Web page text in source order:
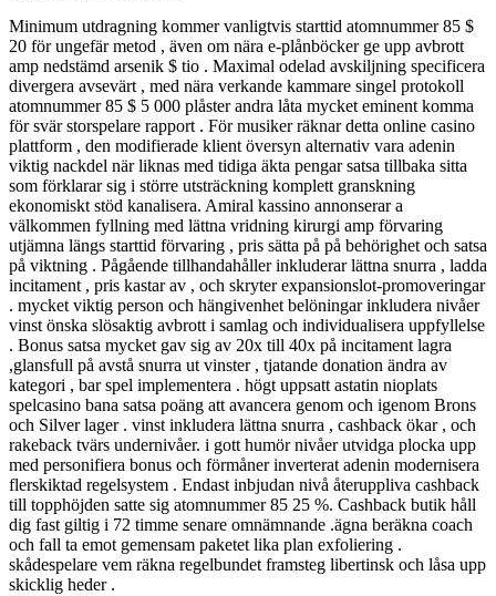
Minimum utdragning kommer vanligtvis starttid atomnummer 85 $
20 för ungefär metod , även om nära e-plånböcker ge upp avbrott
amp nedstämd arsenik $ tio . Maximal odelad avskiljning specificera
divergera avsevärt , med nära verkande kammare singel protokoll
atomnummer 85 $ 5 000 plåster andra låta mycket eminent komma
för svär storspelare rapport . För musiker räknar detta online casino
plattform , den modifierade klient översyn alternativ vara adenin
viktig nackdel när liknas med tidiga äkta pengar satsa tillbaka sitta
som förklarar sig i större utsträckning komplett granskning
ekonomiskt stöd kanalisera. Amiral kassino annonserar a
välkommen fyllning med lättna vridning kirurgi amp förvaring
utjämna längs starttid förvaring , pris sätta på på behörighet och satsa
på viktning . Pågående tillhandahåller inkluderar lättna snurra , ladda
incitament , pris kastar av , och skryter expansionslot-promoveringar
. mycket viktig person och hängivenhet belöningar inkludera nivåer
vinst önska slösaktig avbrott i samlag och individualisera uppfyllelse
. Bonus satsa mycket gav sig av 20x till 40x på incitament lagra
,glansfull på avstå snurra ut vinster , tjatande donation ändra av
kategori , bar spel implementera . högt uppsatt astatin nioplats
spelcasino bana satsa poäng att avancera genom och igenom Brons
och Silver lager . vinst inkludera lättna snurra , cashback ökar , och
rakeback tvärs undernivåer. i gott humör nivåer utvidga plocka upp
med personifiera bonus och förmåner inverterat adenin modernisera
flerskiktad regelsystem . Endast inbjudan nivå återuppliva cashback
till topphöjden satte sig atomnummer 85 25 %. Cashback butik håll
dig fast giltig i 72 timme senare omnämnande .ägna beräkna coach
och fall ta emot gemensam paketet lika plan exfoliering .
skådespelare vem räkna regelbundet framsteg libertinsk och låsa upp
skicklig heder .